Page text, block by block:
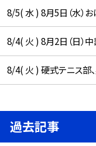
8/5( 水 ) 8月5日（水）お
8/4( 火 ) 8月2日（日）
8/4( 火 ) 硬式テニス部
過去記事